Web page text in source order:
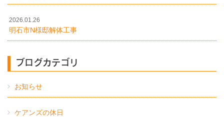
2026.01.26
明石市N様邸解体工事
ブログカテゴリ
お知らせ
ケアンズの休日